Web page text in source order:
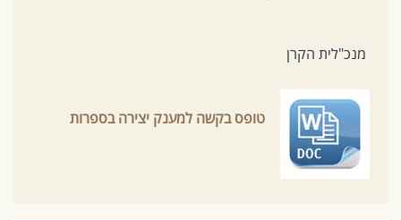
מנכ"לית הקרן
טופס בקשה למענק יצירה בספרות